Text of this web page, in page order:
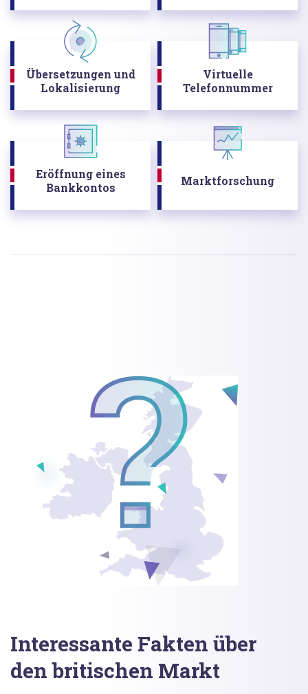
Übersetzungen und
Lokalisierung
Virtuelle
Telefonnummer
Eröffnung eines
Bankkontos
Marktforschung
Interessante Fakten über
den britischen Markt